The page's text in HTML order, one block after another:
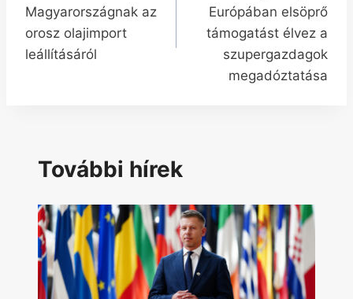
Magyarországnak az
orosz olajimport
leállításáról
Európában elsöprő
támogatást élvez a
szupergazdagok
megadóztatása
További hírek